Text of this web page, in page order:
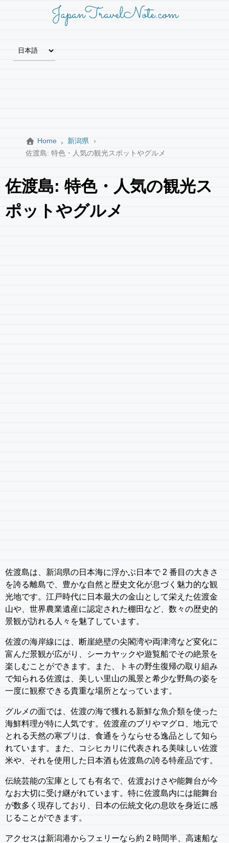
JapanTravelNote.com
Home
新潟県
佐渡島: 特色・人気の観光スポットやグルメ
佐渡島: 特色・人気の観光ス
ポットやグルメ
佐渡島は、新潟県の日本海に浮かぶ日本で 2 番目の大きさ
を誇る離島で、豊かな自然と歴史文化が息づく魅力的な観
光地です。江戸時代に日本最大の金山として栄えた佐渡金
山や、世界農業遺産に認定された棚田など、数々の歴史的
景観が訪れる人々を魅了しています。
佐渡の海岸線には、断崖絶壁の尖閣湾や両津湾など変化に
富んだ景観が広がり、シーカヤックや遊覧船でその絶景を
楽しむことができます。また、トキの野生復帰の取り組み
で知られる佐渡は、美しい里山の風景と希少な野鳥の姿を
一度に観察できる貴重な場所となっています。
グルメの面では、佐渡の海で獲れる新鮮な魚介類を使った
海鮮料理が特に人気です。佐渡産のブリやマグロ、地元で
とれる天然の寒ブリは、食通をうならせる逸品として知ら
れています。また、コシヒカリに代表される美味しい佐渡
米や、それを使用した日本酒も佐渡島の誇る特産品です。
伝統芸能の宝庫としても有名で、佐渡おけさや能舞台が今
なお大切に受け継がれています。特に佐渡島内には能舞台
が数多く現存しており、日本の伝統文化の息吹を身近に感
じることができます。
アクセスは新潟港からフェリーなら約 2 時間半、高速船な